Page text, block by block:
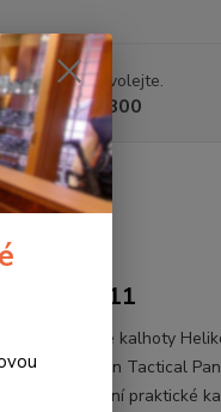
si rady? Zavolejte.
225 375 800
UTL-PR-11
a pohodlné kalhoty
UTP® (Urban Tactical
kteří ocení praktické